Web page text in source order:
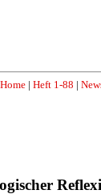
Home | Heft 1-88 |